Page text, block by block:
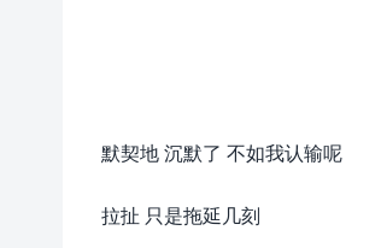
默契地 沉默了 不如我认输呢
拉扯 只是拖延几刻